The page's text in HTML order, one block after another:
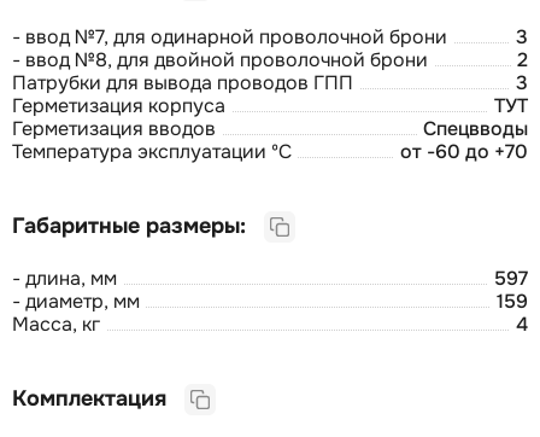
- ввод №7, для одинарной проволочной брони
3
- ввод №8, для двойной проволочной брони
2
Патрубки для вывода проводов ГПП
3
Герметизация корпуса
ТУТ
Герметизация вводов
Спецвводы
Температура эксплуатации ºС
от -60 до +70
Габаритные размеры:
- длина, мм
597
- диаметр, мм
159
Масса, кг
4
Комплектация